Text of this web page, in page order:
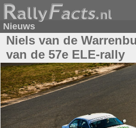
Nieuws
Niels van de
van de 57e ELE-rally